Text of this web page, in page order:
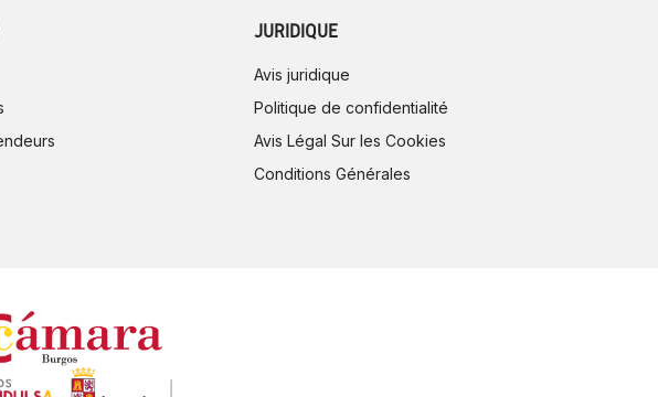
JURIDIQUE
Avis juridique
Politique de confidentialité
Avis Légal Sur les Cookies
Conditions Générales